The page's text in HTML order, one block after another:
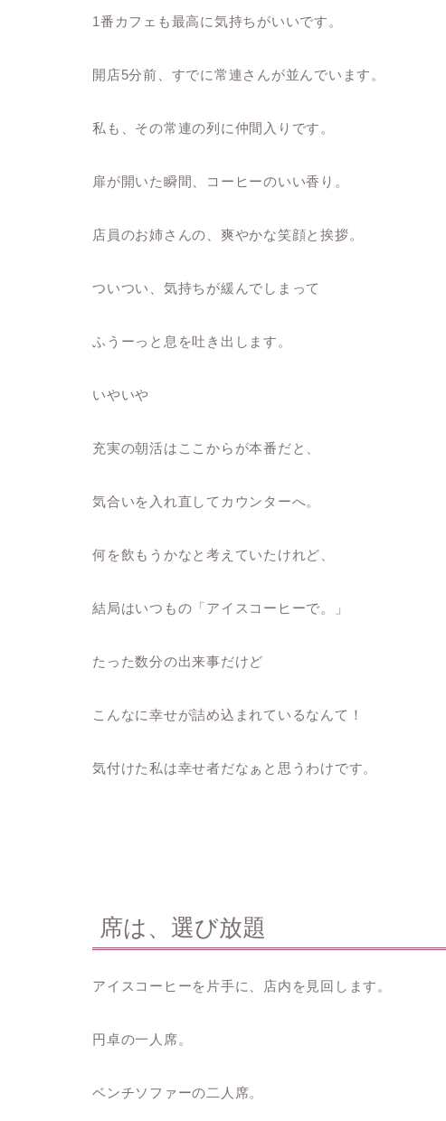
1番カフェも最高に気持ちがいいです。
開店5分前、すでに常連さんが並んでいます。
私も、その常連の列に仲間入りです。
扉が開いた瞬間、コーヒーのいい香り。
店員のお姉さんの、爽やかな笑顔と挨拶。
ついつい、気持ちが緩んでしまって
ふうーっと息を吐き出します。
いやいや
充実の朝活はここからが本番だと、
気合いを入れ直してカウンターへ。
何を飲もうかなと考えていたけれど、
結局はいつもの「アイスコーヒーで。」
たった数分の出来事だけど
こんなに幸せが詰め込まれているなんて！
気付けた私は幸せ者だなぁと思うわけです。
席は、選び放題
アイスコーヒーを片手に、店内を見回します。
円卓の一人席。
ベンチソファーの二人席。